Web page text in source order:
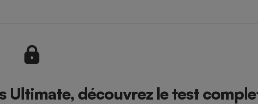
Ultimate, découvrez le test